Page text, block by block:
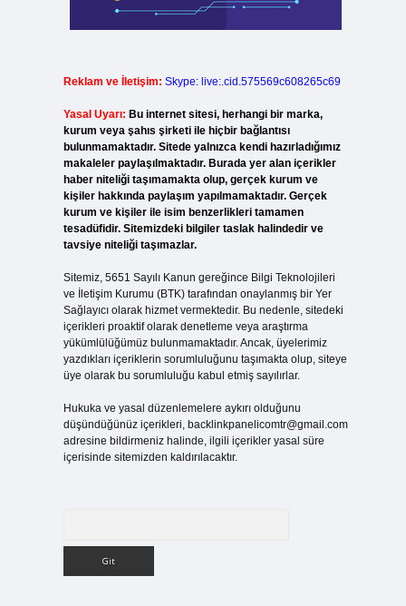
Reklam ve İletişim: Skype: live:.cid.575569c608265c69
Yasal Uyarı: Bu internet sitesi, herhangi bir marka,
kurum veya şahıs şirketi ile hiçbir bağlantısı
bulunmamaktadır. Sitede yalnızca kendi hazırladığımız
makaleler paylaşılmaktadır. Burada yer alan içerikler
haber niteliği taşımamakta olup, gerçek kurum ve
kişiler hakkında paylaşım yapılmamaktadır. Gerçek
kurum ve kişiler ile isim benzerlikleri tamamen
tesadüfidir. Sitemizdeki bilgiler taslak halindedir ve
tavsiye niteliği taşımazlar.
Sitemiz, 5651 Sayılı Kanun gereğince Bilgi Teknolojileri
ve İletişim Kurumu (BTK) tarafından onaylanmış bir Yer
Sağlayıcı olarak hizmet vermektedir. Bu nedenle, sitedeki
içerikleri proaktif olarak denetleme veya araştırma
yükümlülüğümüz bulunmamaktadır. Ancak, üyelerimiz
yazdıkları içeriklerin sorumluluğunu taşımakta olup, siteye
üye olarak bu sorumluluğu kabul etmiş sayılırlar.
Hukuka ve yasal düzenlemelere aykırı olduğunu
düşündüğünüz içerikleri, backlinkpanelicomtr@gmail.com
adresine bildirmeniz halinde, ilgili içerikler yasal süre
içerisinde sitemizden kaldırılacaktır.